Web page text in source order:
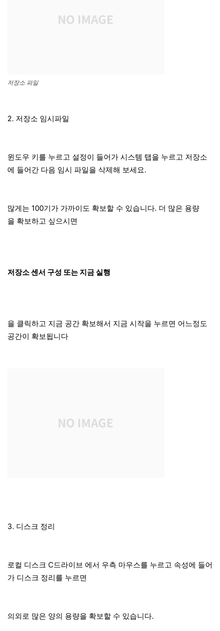
저장소 파일
2. 저장소 임시파일
윈도우 키를 누르고 설정이 들어가 시스템 탭을 누르고 저장소
에 들어간 다음 임시 파일을 삭제해 보세요.
많게는 100기가 가까이도 확보할 수 있습니다. 더 많은 용량
을 확보하고 싶으시면
저장소 센서 구성 또는 지금 실행
을 클릭하고 지금 공간 확보해서 지금 시작을 누르면 어느정도
공간이 확보됩니다
3. 디스크 정리
로컬 디스크 C드라이브 에서 우측 마우스를 누르고 속성에 들어
가 디스크 정리를 누르면
의외로 많은 양의 용량을 확보할 수 있습니다.